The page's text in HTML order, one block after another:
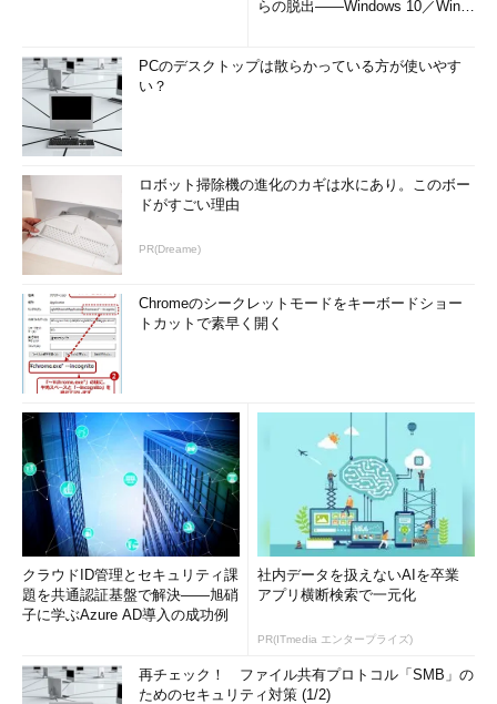
らの脱出――Windows 10／Wind
PCのデスクトップは散らかっている方が使いやす
い？
ロボット掃除機の進化のカギは水にあり。このボー
ドがすごい理由
PR(Dreame)
Chromeのシークレットモードをキーボードショー
トカットで素早く開く
クラウドID管理とセキュリティ課
題を共通認証基盤で解決――旭硝
子に学ぶAzure AD導入の成功例
社内データを扱えないAIを卒業
アプリ横断検索で一元化
PR(ITmedia エンタープライズ)
再チェック！ ファイル共有プロトコル「SMB」の
ためのセキュリティ対策 (1/2)